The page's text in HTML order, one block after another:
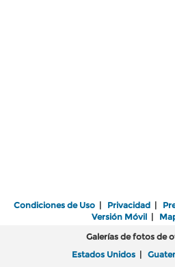
Condiciones de Uso | Privacidad |
Versión Móvil|
Galerías de fotos de
Estados Unidos |